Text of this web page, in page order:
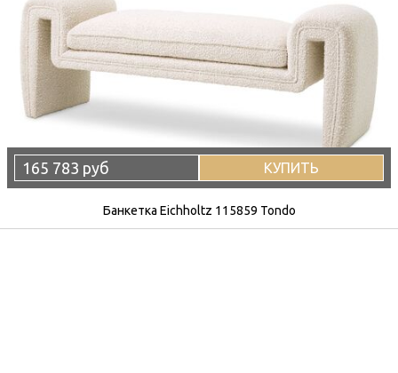
165 783 руб КУПИТЬ
Банкетка Eichholtz 115859 Tondo